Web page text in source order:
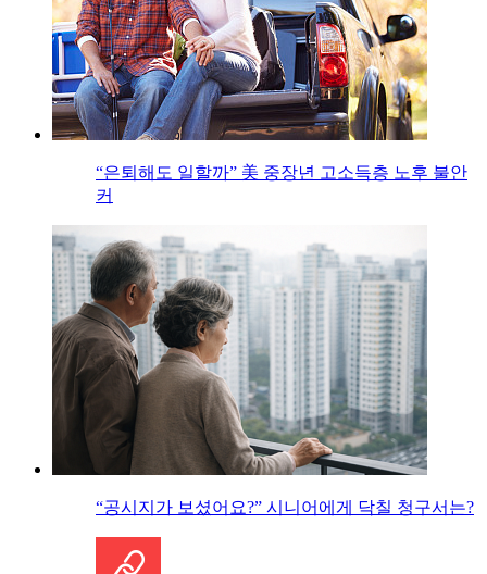
“은퇴해도 일할까” 美 중장년 고소득층 노후 불안
커
“공시지가 보셨어요?” 시니어에게 닥칠 청구서는?